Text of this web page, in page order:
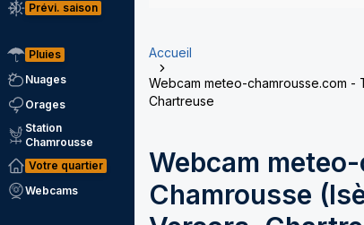
Prévi. saison
Pluies
Nuages
Orages
Station
Chamrousse
Votre quartier
Webcams
Accueil
Webcam meteo-chamrousse.com -
Chartreuse
Webcam
Chamrousse